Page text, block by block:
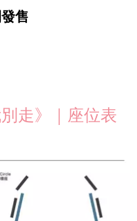
售
走》｜座位表